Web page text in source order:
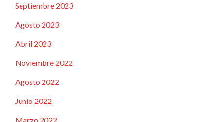
Septiembre 2023
Agosto 2023
Abril 2023
Noviembre 2022
Agosto 2022
Junio 2022
Marzo 2022